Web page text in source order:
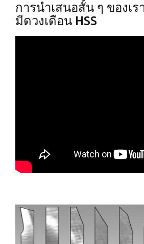
การนำเสนอสั้น ๆ ของเร
มีดวงเดือน HSS